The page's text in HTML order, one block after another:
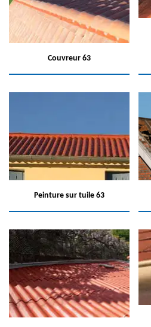
Couvreur 63
Peinture sur tuile 63